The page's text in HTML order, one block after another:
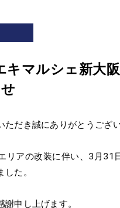
キマルシェ新大
だき誠にありがとうござい
リアの改装に伴い、3月
た。
申し上げます。